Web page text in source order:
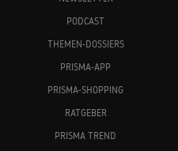
PODCAST
THEMEN-DOSSIERS
PRISMA-APP
PRISMA-SHOPPING
RATGEBER
PRISMA TREND